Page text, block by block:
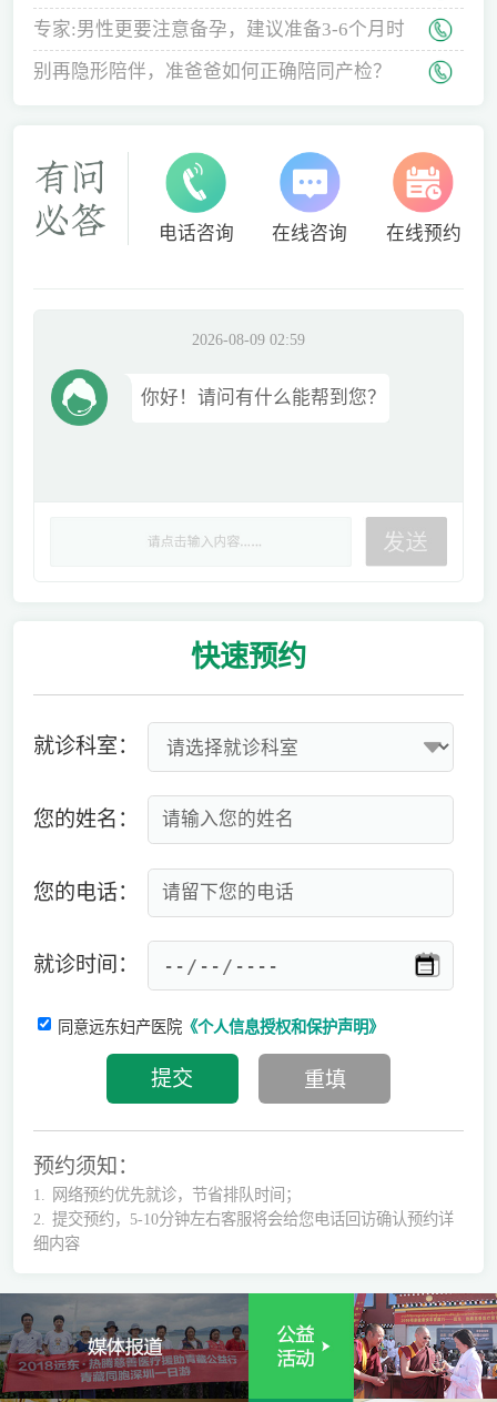
专家:男性更要注意备孕，建议准备3-6个月时
间
别再隐形陪伴，准爸爸如何正确陪同产检？
电话咨询 在线咨询 在线预约
2026-08-09 02:59
你好！请问有什么能帮到您？
快速预约
就诊科室：
您的姓名：
您的电话：
就诊时间：
同意远东妇产医院《个人信息授权和保护声明》
预约须知：
1.
网络预约优先就诊，节省排队时间；
2.
提交预约，5-10分钟左右客服将会给您电话回访确认预约详
细内容